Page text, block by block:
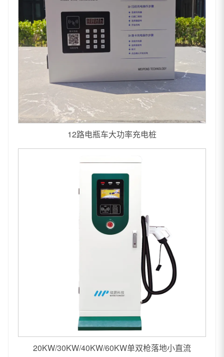
12路电瓶车大功率充电桩
20KW/30KW/40KW/60KW单双枪落地小直流